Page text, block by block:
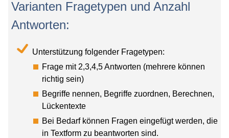
Varianten Fragetypen und Anzahl
Antworten:
Unterstützung folgender Fragetypen:
Frage mit 2,3,4,5 Antworten (mehrere können
richtig sein)
Begriffe nennen, Begriffe zuordnen, Berechnen,
Lückentexte
Bei Bedarf können Fragen eingefügt werden, die
in Textform zu beantworten sind.